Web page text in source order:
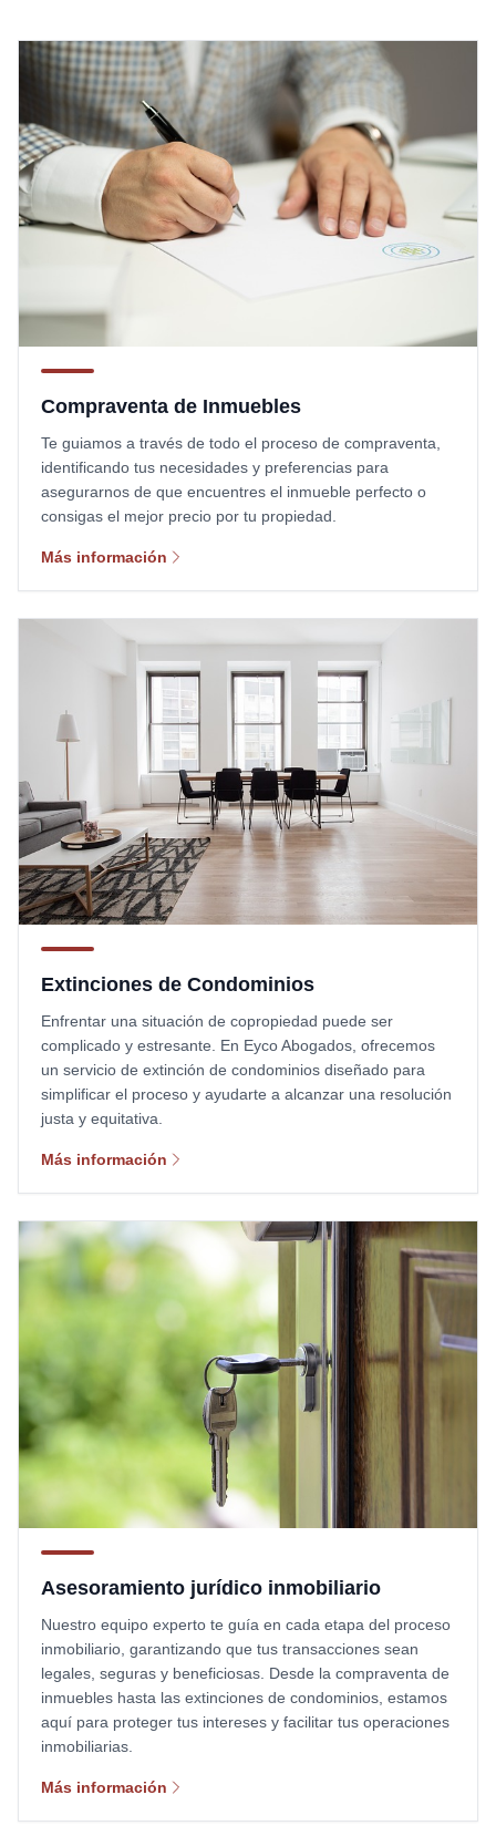
Compraventa de Inmuebles
Te guiamos a través de todo el proceso de compraventa,
identificando tus necesidades y preferencias para
asegurarnos de que encuentres el inmueble perfecto o
consigas el mejor precio por tu propiedad.
Más información
Extinciones de Condominios
Enfrentar una situación de copropiedad puede ser
complicado y estresante. En Eyco Abogados, ofrecemos
un servicio de extinción de condominios diseñado para
simplificar el proceso y ayudarte a alcanzar una resolución
justa y equitativa.
Más información
Asesoramiento jurídico inmobiliario
Nuestro equipo experto te guía en cada etapa del proceso
inmobiliario, garantizando que tus transacciones sean
legales, seguras y beneficiosas. Desde la compraventa de
inmuebles hasta las extinciones de condominios, estamos
aquí para proteger tus intereses y facilitar tus operaciones
inmobiliarias.
Más información